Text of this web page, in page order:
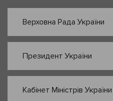
Верховна Рада України
Президент України
Кабінет Міністрів України